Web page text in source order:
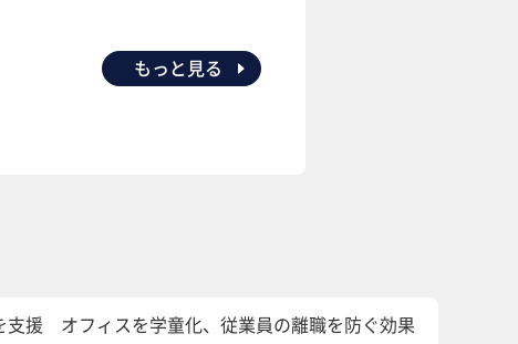
もっと見る
援 オフィスを学童化、従業員の離職を防ぐ効果